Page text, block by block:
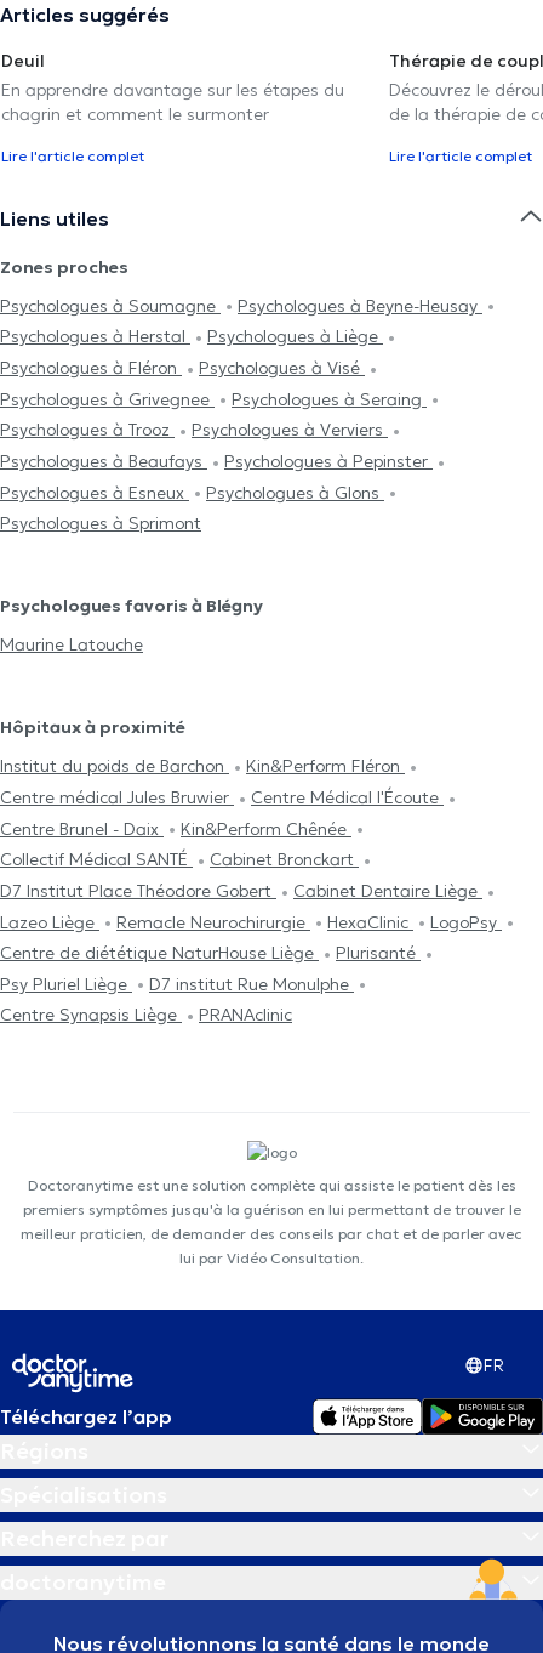
Articles suggérés
Deuil
En apprendre davantage sur les étapes du
chagrin et comment le surmonter
Lire l'article complet
Thérapie de
Découvrez le
de la thérapie de
Lire l'article complet
Liens utiles
Zones proches
Psychologues à Soumagne
Psychologues à Beyne-Heusay
Psychologues à Herstal
Psychologues à Liège
Psychologues à Fléron
Psychologues à Visé
Psychologues à Grivegnee
Psychologues à Seraing
Psychologues à Trooz
Psychologues à Verviers
Psychologues à Beaufays
Psychologues à Pepinster
Psychologues à Esneux
Psychologues à Glons
Psychologues à Sprimont
Psychologues favoris à Blégny
Maurine Latouche
Hôpitaux à proximité
Institut du poids de Barchon
Kin&Perform Fléron
Centre médical Jules Bruwier
Centre Médical l'Écoute
Centre Brunel - Daix
Kin&Perform Chênée
Collectif Médical SANTÉ
Cabinet Bronckart
D7 Institut Place Théodore Gobert
Cabinet Dentaire Liège
Lazeo Liège
Remacle Neurochirurgie HexaClinic
LogoPsy
Centre de diététique NaturHouse Liège
Plurisanté
Psy Pluriel Liège
D7 institut Rue Monulphe
Centre Synapsis Liège
PRANAclinic
Doctoranytime est une solution complète qui assiste le patient dès les
premiers symptômes jusqu'à la guérison en lui permettant de trouver le
meilleur praticien, de demander des conseils par chat et de parler avec
lui par Vidéo Consultation.
FR
Téléchargez l’app
Nous révolutionnons la santé dans le monde